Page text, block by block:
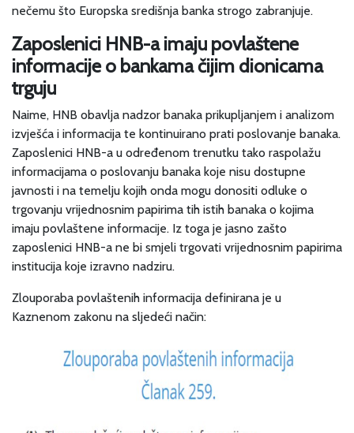
nečemu što Europska središnja banka strogo zabranjuje.
Zaposlenici HNB-a imaju povlaštene
informacije o bankama čijim dionicama
trguju
Naime, HNB obavlja nadzor banaka prikupljanjem i analizom
izvješća i informacija te kontinuirano prati poslovanje banaka.
Zaposlenici HNB-a u određenom trenutku tako raspolažu
informacijama o poslovanju banaka koje nisu dostupne
javnosti i na temelju kojih onda mogu donositi odluke o
trgovanju vrijednosnim papirima tih istih banaka o kojima
imaju povlaštene informacije. Iz toga je jasno zašto
zaposlenici HNB-a ne bi smjeli trgovati vrijednosnim papirima
institucija koje izravno nadziru.
Zlouporaba povlaštenih informacija definirana je u
Kaznenom zakonu na sljedeći način: